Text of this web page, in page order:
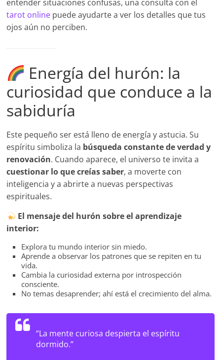
entender situaciones confusas, una consulta con el
tarot online puede ayudarte a ver los detalles que tus
ojos aún no perciben.
Energía del hurón: la
curiosidad que conduce a la
sabiduría
Este pequeño ser está lleno de energía y astucia. Su
espíritu simboliza la búsqueda constante de verdad y
renovación. Cuando aparece, el universo te invita a
cuestionar lo que creías saber, a moverte con
inteligencia y a abrirte a nuevas perspectivas
espirituales.
El mensaje del hurón sobre el aprendizaje
interior:
Explora tu mundo interior sin miedo.
Aprende a observar los patrones que se repiten en tu
vida.
Cambia la curiosidad externa por introspección
consciente.
No temas desaprender; ahí está el crecimiento del alma.
“La mente curiosa despierta el espíritu
dormido.”